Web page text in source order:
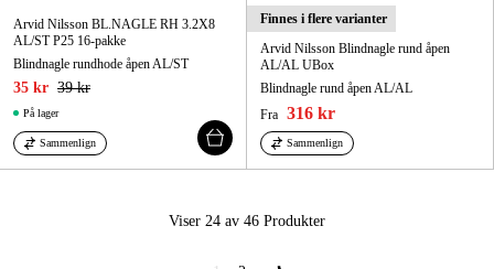
Arvid Nilsson BL.NAGLE RH 3.2X8
AL/ST P25 16-pakke
Blindnagle rundhode åpen AL/ST
35 kr 39 kr
På lager
Sammenlign
Finnes i flere varianter
Arvid Nilsson Blindnagle rund åpen
AL/AL UBox
Blindnagle rund åpen AL/AL
Fra 316 kr
Sammenlign
Viser 24 av 46 Produkter